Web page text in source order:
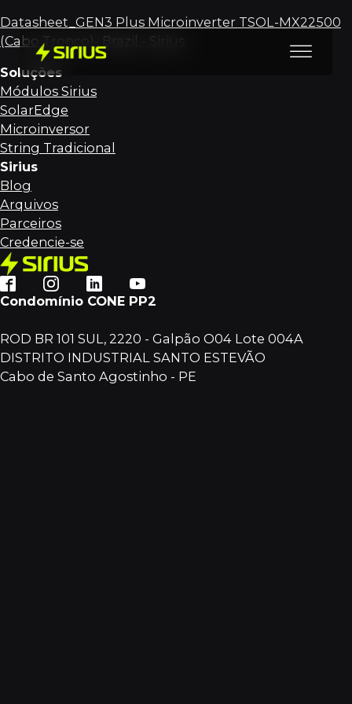
Datasheet_GEN3 Plus Microinverter TSOL-MX22500
(Cabo Tronco)- Brazil - Sirius
Condomínio CONE PP2
ROD BR 101 SUL, 2220 - Galpão O04 Lote 004A
DISTRITO INDUSTRIAL SANTO ESTEVÃO
Cabo de Santo Agostinho - PE
Sirius
Blog
Arquivos
Parceiros
Credencie-se
Soluções
Módulos Sirius
SolarEdge
Microinversor
String Tradicional